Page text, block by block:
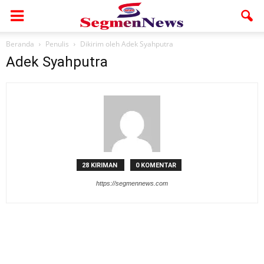
Beranda Penulis Dikirim oleh Adek Syahputra
Adek Syahputra
28 KIRIMAN 0 KOMENTAR
https://segmennews.com